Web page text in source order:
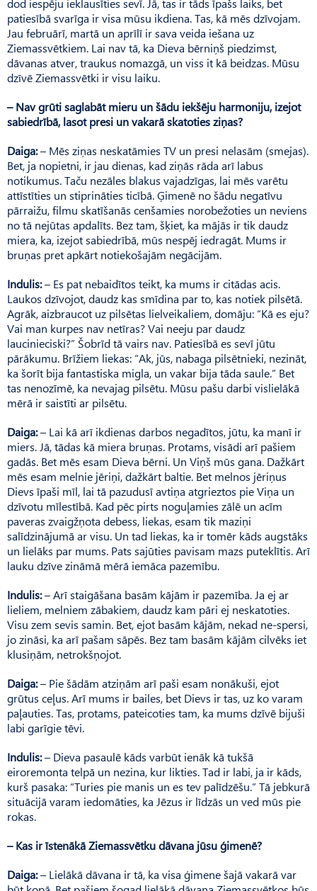
dod iespēju ieklausīties sevī. Jā, tas ir tāds īpašs laiks, bet
patiesībā svarīga ir visa mūsu ikdiena. Tas, kā mēs dzīvojam.
Jau februārī, martā un aprīlī ir sava veida iešana uz
Ziemassvētkiem. Lai nav tā, ka Dieva bērniņš piedzimst,
dāvanas atver, traukus nomazgā, un viss it kā beidzas. Mūsu
dzīvē Ziemassvētki ir visu laiku.
– Nav grūti saglabāt mieru un šādu iekšēju harmoniju, izejot
sabiedrībā, lasot presi un vakarā skatoties ziņas?
Daiga:– Mēs ziņas neskatāmies TV un presi nelasām (smejas).
Bet, ja nopietni, ir jau dienas, kad ziņās rāda arī labus
notikumus. Taču nezāles blakus vajadzīgas, lai mēs varētu
attīstīties un stiprināties ticībā. Ģimenē no šādu negatīvu
pārraižu, filmu skatīšanās cenšamies norobežoties un neviens
no tā nejūtas apdalīts. Bez tam, šķiet, ka mājās ir tik daudz
miera, ka, izejot sabiedrībā, mūs nespēj iedragāt. Mums ir
bruņas pret apkārt notiekošajām negācijām.
Indulis:– Es pat nebaidītos teikt, ka mums ir citādas acis.
Laukos dzīvojot, daudz kas smīdina par to, kas notiek pilsētā.
Agrāk, aizbraucot uz pilsētas lielveikaliem, domāju: “Kā es eju?
Vai man kurpes nav netīras? Vai neeju par daudz
laucinieciski?” Šobrīd tā vairs nav. Patiesībā es sevī jūtu
pārākumu. Brīžiem liekas: “Ak, jūs, nabaga pilsētnieki, nezināt,
ka šorīt bija fantastiska migla, un vakar bija tāda saule.” Bet
tas nenozīmē, ka nevajag pilsētu. Mūsu pašu darbi vislielākā
mērā ir saistīti ar pilsētu.
Daiga:– Lai kā arī ikdienas darbos negadītos, jūtu, ka manī ir
miers. Jā, tādas kā miera bruņas. Protams, visādi arī pašiem
gadās. Bet mēs esam Dieva bērni. Un Viņš mūs gana. Dažkārt
mēs esam melnie jēriņi, dažkārt baltie. Bet melnos jēriņus
Dievs īpaši mīl, lai tā pazudusī avtiņa atgrieztos pie Viņa un
dzīvotu mīlestībā. Kad pēc pirts noguļamies zālē un acīm
paveras zvaigžņota debess, liekas, esam tik maziņi
salīdzinājumā ar visu. Un tad liekas, ka ir tomēr kāds augstāks
un lielāks par mums. Pats sajūties pavisam mazs puteklītis. Arī
lauku dzīve zināmā mērā iemāca pazemību.
Indulis:– Arī staigāšana basām kājām ir pazemība. Ja ej ar
lieliem, melniem zābakiem, daudz kam pāri ej neskatoties.
Visu zem sevis samin. Bet, ejot basām kājām, nekad ne-spersi,
jo zināsi, ka arī pašam sāpēs. Bez tam basām kājām cilvēks iet
klusiņām, netrokšņojot.
Daiga:– Pie šādām atziņām arī paši esam nonākuši, ejot
grūtus ceļus. Arī mums ir bailes, bet Dievs ir tas, uz ko varam
paļauties. Tas, protams, pateicoties tam, ka mums dzīvē bijuši
labi garīgie tēvi.
Indulis:– Dieva pasaulē kāds varbūt ienāk kā tukšā
eiroremonta telpā un nezina, kur likties. Tad ir labi, ja ir kāds,
kurš pasaka: “Turies pie manis un es tev palīdzēšu.” Tā jebkurā
situācijā varam iedomāties, ka Jēzus ir līdzās un ved mūs pie
rokas.
– Kas ir īstenākā Ziemassvētku dāvana jūsu ģimenē?
Daiga:– Lielākā dāvana ir tā, ka visa ģimene šajā vakarā var